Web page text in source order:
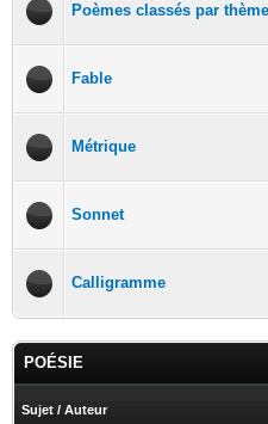
Poèmes classés par
Fable
Métrique
Sonnet
Calligramme
POÉSIE
Sujet / Auteur